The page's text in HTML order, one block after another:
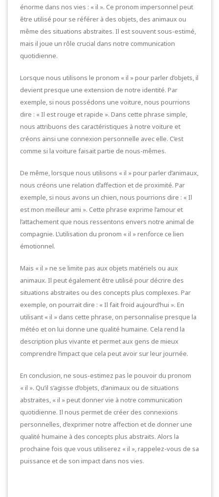
énorme dans nos vies : « il ». Ce pronom impersonnel peut
être utilisé pour se référer à des objets, des animaux ou
même des situations abstraites. Il est souvent sous-estimé,
mais il joue un rôle crucial dans notre communication
quotidienne.
Lorsque nous utilisons le pronom « il » pour parler d’objets, il
devient presque une extension de notre identité. Par
exemple, si nous possédons une voiture, nous pourrions
dire : « Il est rouge et rapide ». Dans cette phrase simple,
nous attribuons des caractéristiques à notre voiture et
créons ainsi une connexion personnelle avec elle. C’est
comme si la voiture faisait partie de nous-mêmes.
De même, lorsque nous utilisons « il » pour parler d’animaux,
nous créons une relation d’affection et de proximité. Par
exemple, si nous avons un chien, nous pourrions dire : « Il
est mon meilleur ami ». Cette phrase exprime l’amour et
l’attachement que nous ressentons envers notre animal de
compagnie. L’utilisation du pronom « il » renforce ce lien
émotionnel.
Mais « il » ne se limite pas aux objets matériels ou aux
animaux. Il peut également être utilisé pour décrire des
situations abstraites ou des concepts plus complexes. Par
exemple, on pourrait dire : « Il fait froid aujourd’hui ». En
utilisant « il » dans cette phrase, on personnalise presque la
météo et on lui donne une qualité humaine. Cela rend la
description plus vivante et permet aux gens de mieux
comprendre l’impact que cela peut avoir sur leur journée.
En conclusion, ne sous-estimez pas le pouvoir du pronom
« il ». Qu’il s’agisse d’objets, d’animaux ou de situations
abstraites, « il » peut donner vie à notre communication
quotidienne. Il nous permet de créer des connexions
personnelles, d’exprimer notre affection et de donner une
qualité humaine à des concepts plus abstraits. Alors la
prochaine fois que vous utiliserez « il », rappelez-vous de sa
puissance et de son impact dans nos vies.